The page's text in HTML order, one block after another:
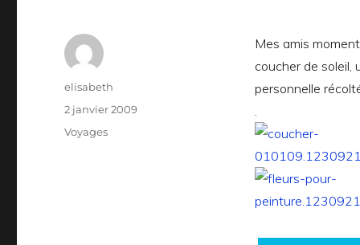
Mes amis
coucher de soleil,
personnelle
.
Auteur
elisabeth
Publié
2 janvier 2009
Catégories
Voyages